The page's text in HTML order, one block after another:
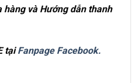
hàng và Hướng dẫn thanh
tạiFanpage Facebook.